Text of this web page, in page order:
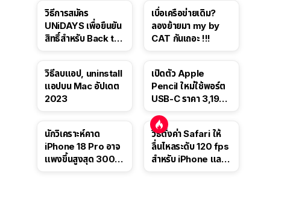
วิธีการสมัคร
UNiDAYS เพื่อยืนยัน
สิทธิ์สำหรับ Back to
เบื่อเครือข่ายเดิม?
ลองย้ายมา my by
CAT กันเถอะ !!!
วิธีลบแอป, uninstall
แอปบน Mac อัปเดต
2023
เปิดตัว Apple
Pencil ใหม่ใช้พอร์ต
USB-C ราคา 3,190
นี้
นักวิเคราะห์คาด
iPhone 18 Pro อาจ
แพงขึ้นสูงสุด 300
วิธีตั้งค่า Safari ให้
ลื่นไหลระดับ 120 fps
สำหรับ iPhone และ